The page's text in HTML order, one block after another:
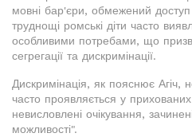
мовні бар'єри, обмежений доступ
труднощі ромські діти часто
особливими потребами, що
сегрегації та дискримінації.
Дискримінація, як пояснює Агіч,
часто проявляється у
невисловлені очікування,
можливості".